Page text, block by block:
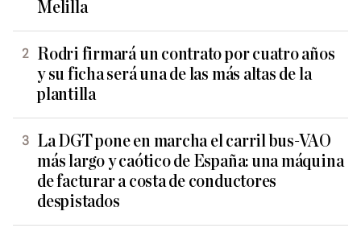
Melilla
Rodri firmará un contrato por cuatro años
y su ficha será una de las más altas de la
plantilla
La DGT pone en marcha el carril bus-VAO
más largo y caótico de España: una máquina
de facturar a costa de conductores
despistados